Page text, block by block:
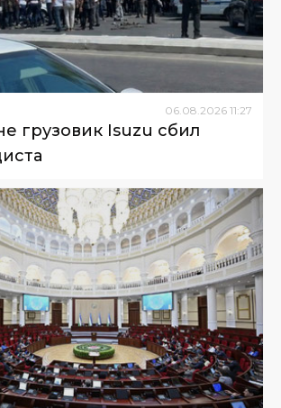
06.08.2026 11:27
грузовик Isuzu сбил